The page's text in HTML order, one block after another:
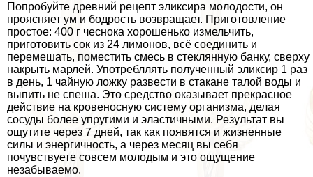
Попробуйте древний рецепт эликсира молодости, он
проясняет ум и бодрость возвращает. Приготовление
простое: 400 г чеснока хорошенько измельчить,
приготовить сок из 24 лимонов, всё соединить и
перемешать, поместить смесь в стеклянную банку, сверху
накрыть марлей. Употрeбллять полученный эликсир 1 раз
в день, 1 чайную ложку развести в стакане талой воды и
выпить не спеша. Это средство оказывает прекрасное
действие на кровеносную систему организма, делая
сосуды более упругими и эластичными. Результат вы
ощутите через 7 дней, так как появятся и жизненные
силы и энергичность, а через месяц вы себя
почувствуете совсем молодым и это ощущение
незабываемо.